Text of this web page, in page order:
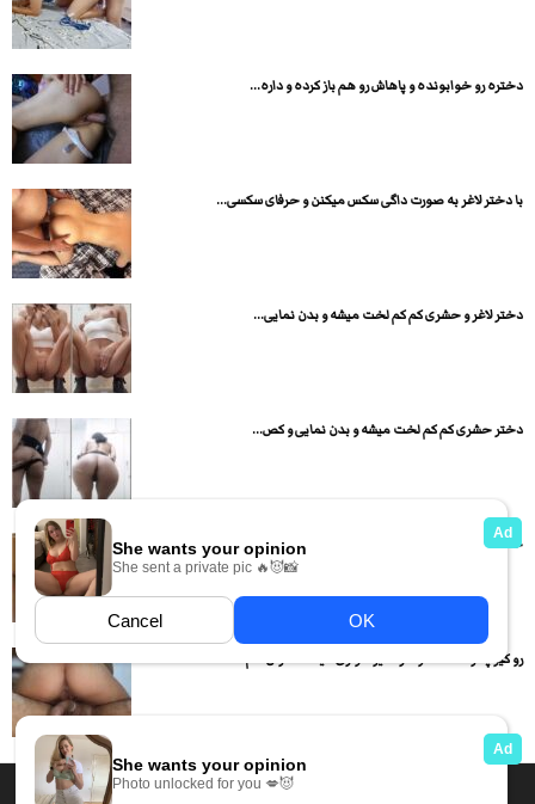
دختره رو خوابونده و پاهاش رو هم باز کرده و داره...
با دختر لاغر به صورت داگی سکس میکنن و حرفای سکسی...
دختر لاغر و حشری کم کم لخت میشه و بدن نمایی...
دختر حشری کم کم لخت میشه و بدن نمایی و کص...
خانم متاهل با جیغ و داد ابم اومد و بکن زیر...
رو کیر پسره نشسته و داره کیر سواری میکنه آخرش هم...